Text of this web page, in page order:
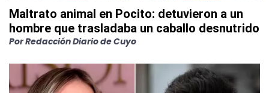
Maltrato animal en Pocito: detuvieron a un
hombre que trasladaba un caballo desnutrido
PorRedacción Diario de Cuyo